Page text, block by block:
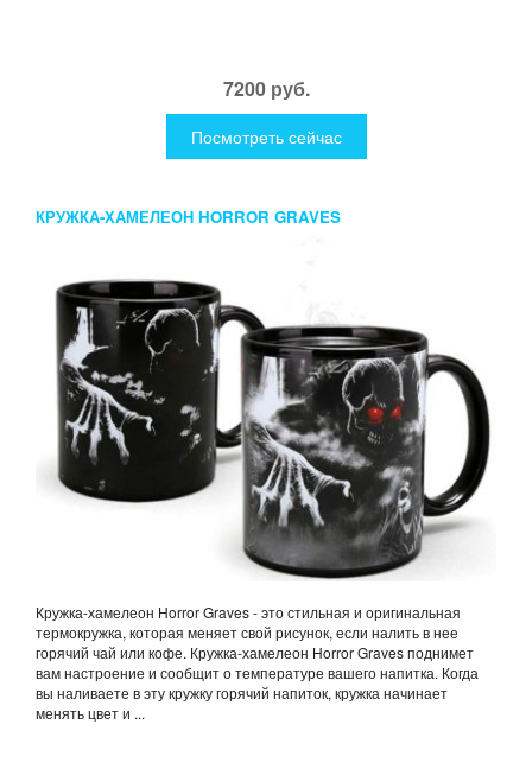
7200 руб.
Посмотреть сейчас
КРУЖКА-ХАМЕЛЕОН HORROR GRAVES
Кружка-хамелеон Horror Graves - это стильная и оригинальная
термокружка, которая меняет свой рисунок, если налить в нее
горячий чай или кофе. Кружка-хамелеон Horror Graves поднимет
вам настроение и сообщит о температуре вашего напитка. Когда
вы наливаете в эту кружку горячий напиток, кружка начинает
менять цвет и ...